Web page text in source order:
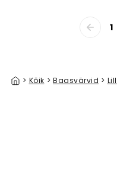
1
> Kõik > Baasvärvid >